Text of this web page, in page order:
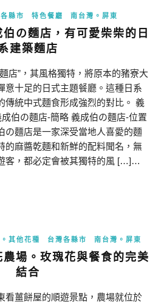
縣市 特色餐廳 南台灣。屏東
の麵店，有可愛柴柴的日
建築麵店
店”，其風格獨特，將原本的豬寮大
意十足的日式主題餐廳。這種日系
傳統中式麵食形成強烈的對比。 義
伯の麵店-簡略 義成伯の麵店-位置
の麵店是一家深受當地人喜愛的麵
的麻醬乾麵和新鮮的配料聞名，無
客，都必定會被其獨特的風 […]…
其他花種 台灣各縣市 南台灣。屏東
場。玫瑰花與餐食的完美
結合
看薑餅屋的順遊景點，農場就位於